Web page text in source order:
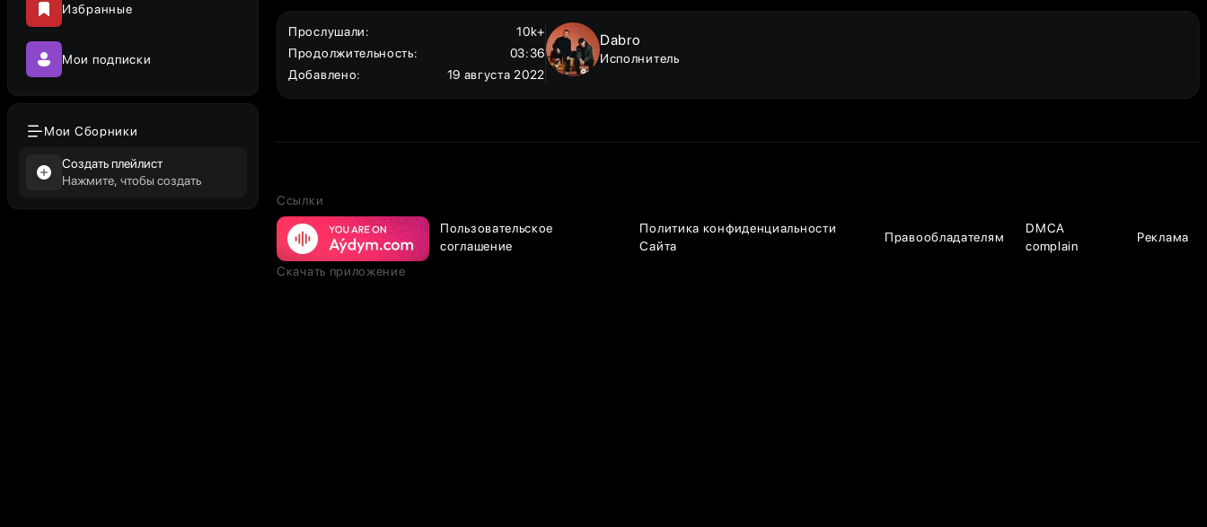
Избранные
Мои подписки
Мои Сборники
Создать плейлист
Нажмите, чтобы создать
Прослушали:
10k+
Продолжительность:
03:36
Добавлено: 19 августа 2022
Dabro
Исполнитель
Ссылки
Пользовательское
соглашение
Политика конфиденциальности
Сайта
Правообладателям
DMCA
complain
Реклама
Скачать приложение